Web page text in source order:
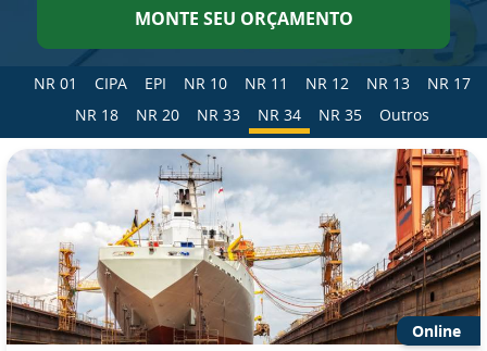
MONTE SEU ORÇAMENTO
NR 01 CIPA EPI NR 10 NR 11 NR 12 NR 13
NR 17
NR 18
NR 20 NR 33 NR 34 NR 35 Outros
Online